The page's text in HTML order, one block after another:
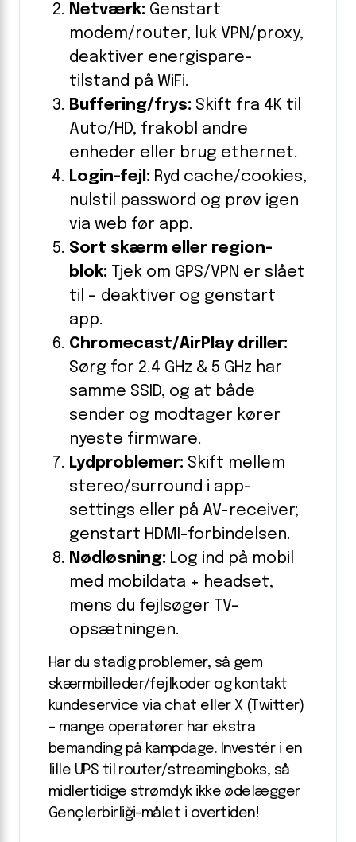
Netværk: Genstart
modem/router, luk VPN/proxy,
deaktiver energispare-
tilstand på WiFi.
Buffering/frys: Skift fra 4K til
Auto/HD, frakobl andre
enheder eller brug ethernet.
Login-fejl: Ryd cache/cookies,
nulstil password og prøv igen
via web før app.
Sort skærm eller region-
blok: Tjek om GPS/VPN er slået
til – deaktiver og genstart
app.
Chromecast/AirPlay driller:
Sørg for 2.4 GHz & 5 GHz har
samme SSID, og at både
sender og modtager kører
nyeste firmware.
Lydproblemer: Skift mellem
stereo/surround i app-
settings eller på AV-receiver;
genstart HDMI-forbindelsen.
Nødløsning: Log ind på mobil
med mobildata + headset,
mens du fejlsøger TV-
opsætningen.
Har du stadig problemer, så gem
skærmbilleder/fejlkoder og kontakt
kundeservice via chat eller X (Twitter)
– mange operatører har ekstra
bemanding på kampdage. Investér i en
lille UPS til router/streamingboks, så
midlertidige strømdyk ikke ødelægger
Gençlerbirliği-målet i overtiden!